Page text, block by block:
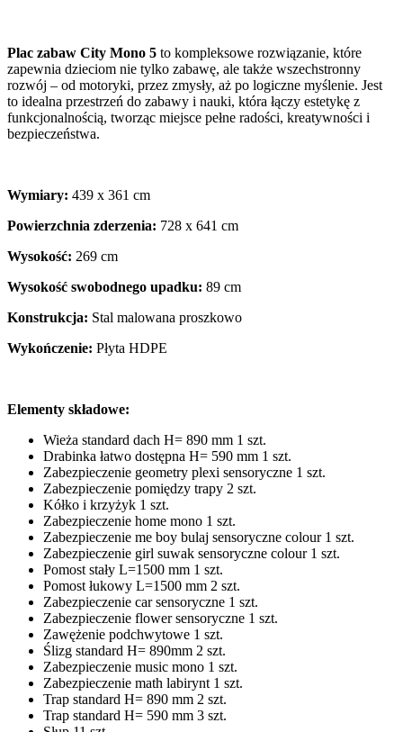
Plac zabaw City Mono 5 to kompleksowe rozwiązanie, które
zapewnia dzieciom nie tylko zabawę, ale także wszechstronny
rozwój – od motoryki, przez zmysły, aż po logiczne myślenie. Jest
to idealna przestrzeń do zabawy i nauki, która łączy estetykę z
funkcjonalnością, tworząc miejsce pełne radości, kreatywności i
bezpieczeństwa.
Wymiary: 439 x 361 cm
Powierzchnia zderzenia: 728 x 641 cm
Wysokość: 269 cm
Wysokość swobodnego upadku: 89 cm
Konstrukcja: Stal malowana proszkowo
Wykończenie: Płyta HDPE
Elementy składowe:
Wieża standard dach H= 890 mm 1 szt.
Drabinka łatwo dostępna H= 590 mm 1 szt.
Zabezpieczenie geometry plexi sensoryczne 1 szt.
Zabezpieczenie pomiędzy trapy 2 szt.
Kółko i krzyżyk 1 szt.
Zabezpieczenie home mono 1 szt.
Zabezpieczenie me boy bulaj sensoryczne colour 1 szt.
Zabezpieczenie girl suwak sensoryczne colour 1 szt.
Pomost stały L=1500 mm 1 szt.
Pomost łukowy L=1500 mm 2 szt.
Zabezpieczenie car sensoryczne 1 szt.
Zabezpieczenie flower sensoryczne 1 szt.
Zawężenie podchwytowe 1 szt.
Ślizg standard H= 890mm 2 szt.
Zabezpieczenie music mono 1 szt.
Zabezpieczenie math labirynt 1 szt.
Trap standard H= 890 mm 2 szt.
Trap standard H= 590 mm 3 szt.